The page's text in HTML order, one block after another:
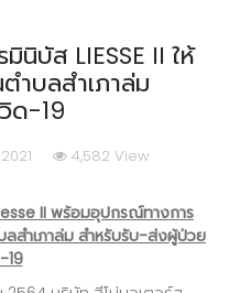
นิบัส LIESSE II ให้
ำบลสำเภาล่ม
ด-19
4,582 View
IIพร้อมอุปกรณ์ทางการ
ลสำเภาล่ม สำหรับรับ-ส่งผู้ป่วย
19